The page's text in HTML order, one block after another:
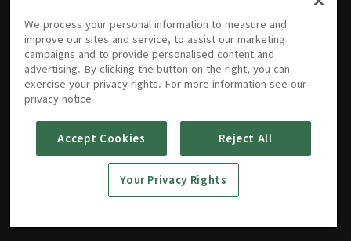
에피소드
11/18/2021 • 41분
03회 마지막회
We process your personal information to measure and
improve our sites and service, to assist our marketing
campaigns and to provide personalised content and
advertising. By clicking the button on the right, you can
exercise your privacy rights. For more information see our
privacy notice
Accept Cookies Reject All
Your Privacy Rights